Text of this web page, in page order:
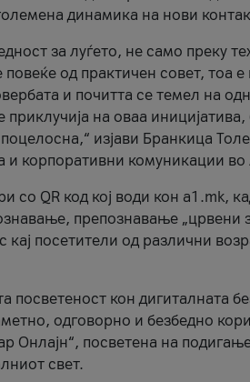
динамика на нови
за луѓето, не само преку
од практичен совет, тоа
и почитта се темел на
на оваа иницијатива,
изјави Бранкица
и корпоративни комуникации
со QR код кој води кон a1.mk,
препознавање
посетители од различни
посветеност кон дигиталната
одговорно и безбедно
Онлајн“, посветена на
свет.